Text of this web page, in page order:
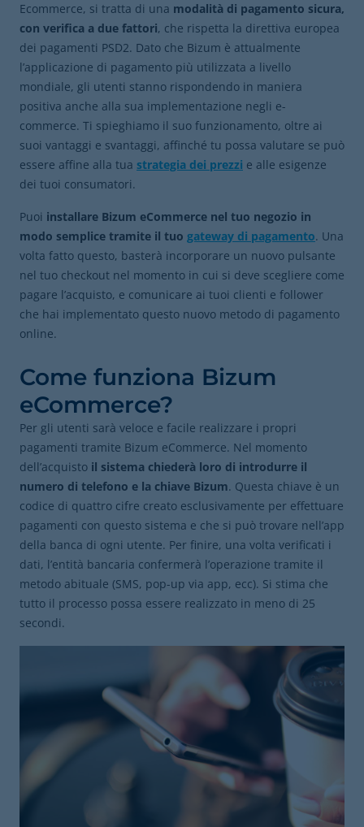
Ecommerce, si tratta di una modalità di pagamento sicura,
con verifica a due fattori, che rispetta la direttiva europea
dei pagamenti PSD2. Dato che Bizum è attualmente
l’applicazione di pagamento più utilizzata a livello
mondiale, gli utenti stanno rispondendo in maniera
positiva anche alla sua implementazione negli e-
commerce. Ti spieghiamo il suo funzionamento, oltre ai
suoi vantaggi e svantaggi, affinché tu possa valutare se può
essere affine alla tua strategia dei prezzi e alle esigenze
dei tuoi consumatori.
Puoi installare Bizum eCommerce nel tuo negozio in
modo semplice tramite il tuo gateway di pagamento. Una
volta fatto questo, basterà incorporare un nuovo pulsante
nel tuo checkout nel momento in cui si deve scegliere come
pagare l’acquisto, e comunicare ai tuoi clienti e follower
che hai implementato questo nuovo metodo di pagamento
online.
Come funziona Bizum
eCommerce?
Per gli utenti sarà veloce e facile realizzare i propri
pagamenti tramite Bizum eCommerce. Nel momento
dell’acquisto il sistema chiederà loro di introdurre il
numero di telefono e la chiave Bizum. Questa chiave è un
codice di quattro cifre creato esclusivamente per effettuare
pagamenti con questo sistema e che si può trovare nell’app
della banca di ogni utente. Per finire, una volta verificati i
dati, l’entità bancaria confermerà l’operazione tramite il
metodo abituale (SMS, pop-up via app, ecc). Si stima che
tutto il processo possa essere realizzato in meno di 25
secondi.